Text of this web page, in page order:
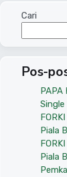
Cari
Pos-
Single
Piala
Piala